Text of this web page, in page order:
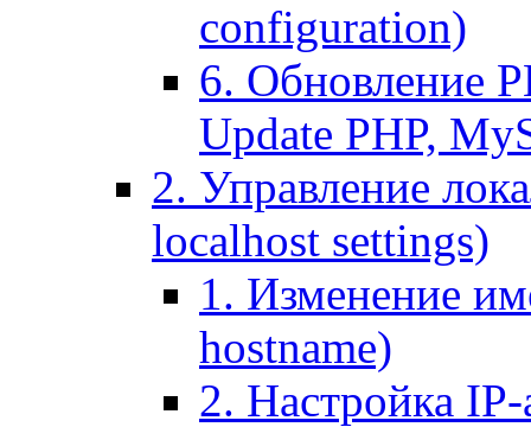
configuration)
6. Обновление
Update PHP,
2. Управление
localhost settings)
1. Изменение
hostname)
2. Настройка IP-